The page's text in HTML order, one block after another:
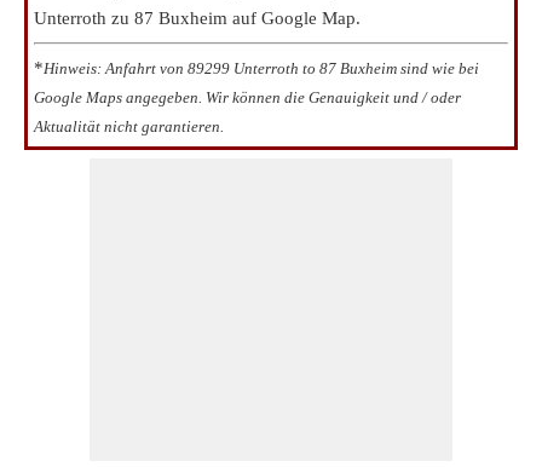
Unterroth zu 87 Buxheim auf Google Map.
*Hinweis: Anfahrt von 89299 Unterroth to 87 Buxheim sind wie bei
Google Maps angegeben. Wir können die Genauigkeit und / oder
Aktualität nicht garantieren.